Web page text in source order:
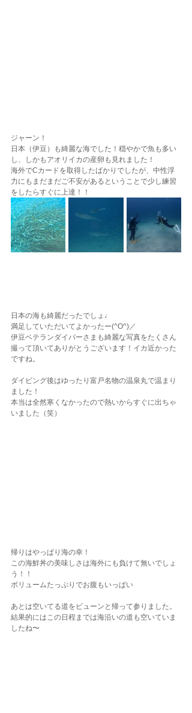
ジャーン！
日本（伊豆）も綺麗な海でした！穏やかで魚も多い
し、しかもアオリイカの産卵も見れました！
海外でCカードを取得したばかりでしたが、中性浮
力にもまだまだご不安があるということで少し練習
をしたらすぐに上達！！
日本の海も綺麗だったでしょ♩
満足していただいてよかったー(^O^)／
伊豆ベテランダイバーさまも綺麗な写真をたくさん
撮って頂いてありがとうございます！イカ近かった
ですね。
ダイビング後はゆったり富戸名物の温泉丸で温まり
ました！
本当は全然寒くなかったので熱いからすぐに出ちゃ
いました（笑）
帰りはやっぱり海の幸！
この海鮮丼の美味しさは海外にも負けて無いでしょ
う！！
ボリュームたっぷりでお腹もいっぱい
あとは空いてる道をビューンと帰って参りました。
結果的にはこの日程までは海沿いの道も空いていま
したね〜